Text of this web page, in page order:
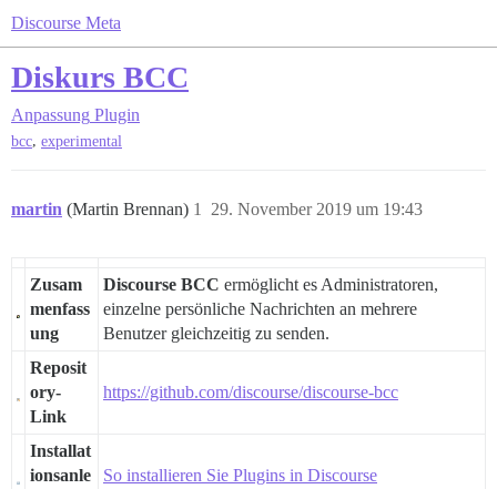
Discourse Meta
Diskurs BCC
Anpassung Plugin
bcc, experimental
martin (Martin Brennan) 29. November 2019 um 19:43
1
Zusam
menfass
ung
Discourse BCC ermöglicht es Administratoren,
einzelne persönliche Nachrichten an mehrere
Benutzer gleichzeitig zu senden.
Reposit
ory-
Link
https://github.com/discourse/discourse-bcc
Installat
ionsanle
So installieren Sie Plugins in Discourse